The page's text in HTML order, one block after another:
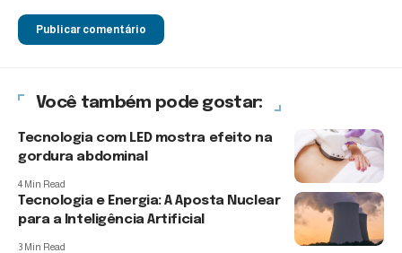
Você também pode gostar:
Tecnologia com LED mostra efeito na
gordura abdominal
4 Min Read
Tecnologia e Energia: A Aposta Nuclear
para a Inteligência Artificial
3 Min Read